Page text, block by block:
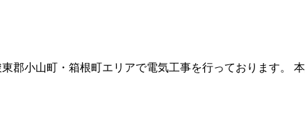
郡小山町・箱根町エリアで電気工事を行っております。